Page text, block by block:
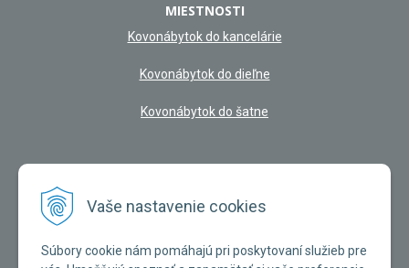
Vaše nastavenie cookies
Súbory cookie nám pomáhajú pri poskytovaní služieb pre
MIESTNOSTI
Kovonábytok do kancelárie
Kovonábytok do dieľne
Kovonábytok do šatne